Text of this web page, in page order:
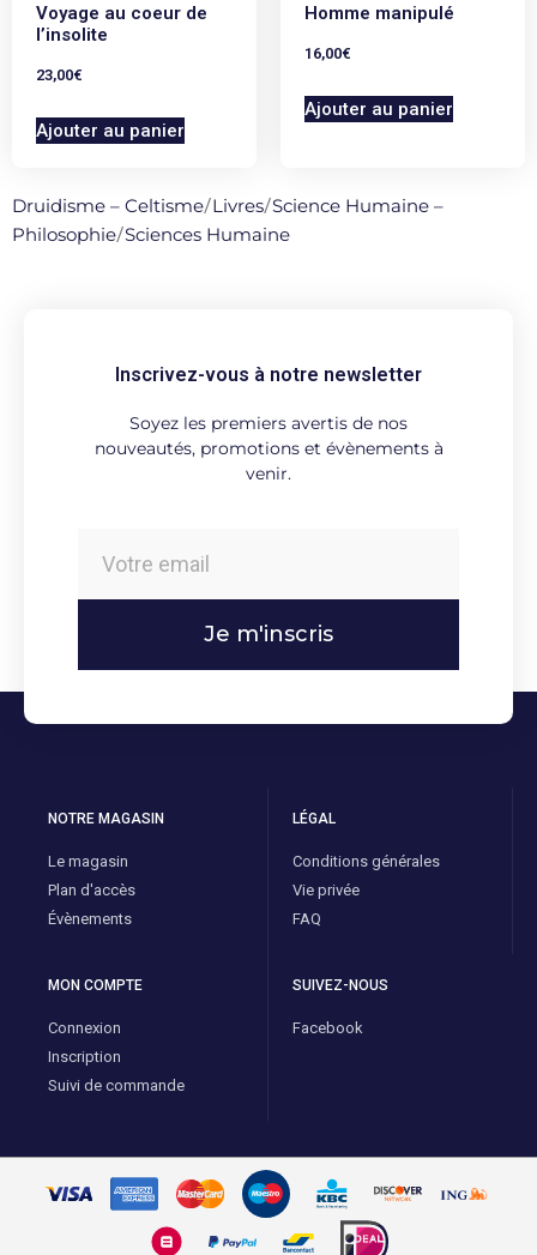
Voyage au coeur de
l’insolite
23,00€
Ajouter au panier
Homme manipulé
16,00€
Ajouter au panier
Druidisme – Celtisme/Livres/Science Humaine –
Philosophie/Sciences Humaine
Inscrivez-vous à notre newsletter
Soyez les premiers avertis de nos
nouveautés, promotions et évènements à
venir.
Je m'inscris
NOTRE MAGASIN
Le magasin
Plan d'accès
Évènements
LÉGAL
Conditions générales
Vie privée
FAQ
MON COMPTE
Connexion
Inscription
Suivi de commande
SUIVEZ-NOUS
Facebook